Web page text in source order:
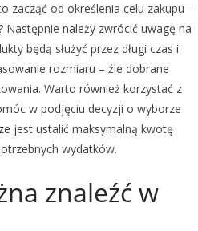
zacząć od określenia celu zakupu –
należy zwrócić uwagę na
będą służyć przez długi czas i
rozmiaru – źle dobrane
Warto również korzystać z
w podjęciu decyzji o wyborze
jest ustalić maksymalną kwotę
wydatków.
znaleźć w